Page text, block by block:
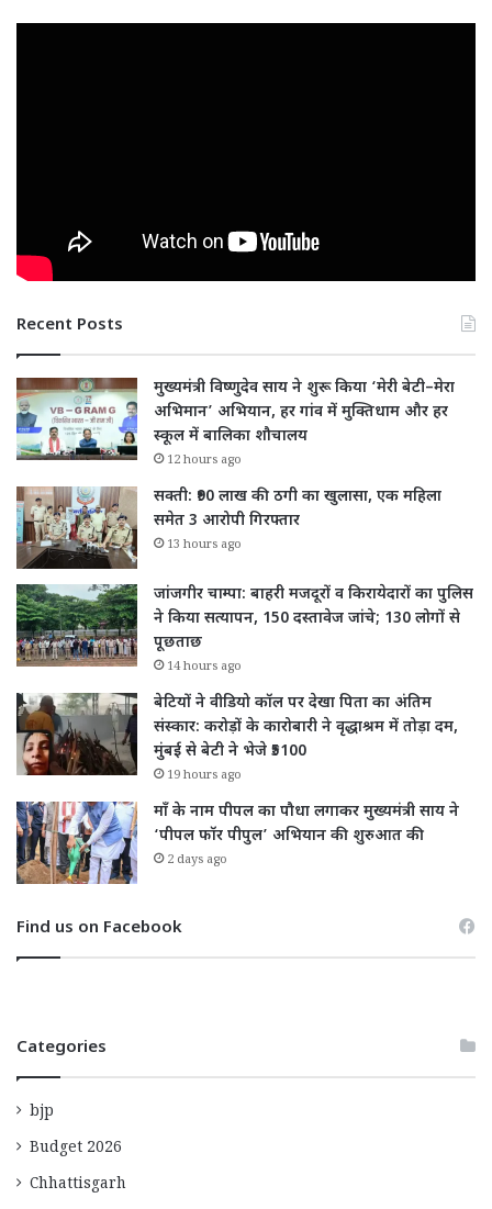
Recent Posts
मुख्यमंत्री विष्णुदेव साय ने शुरू किया ‘मेरी बेटी–मेरा
अभिमान’ अभियान, हर गांव में मुक्तिधाम और हर
स्कूल में बालिका शौचालय
12 hours ago
सक्ती: ₹90 लाख की ठगी का खुलासा, एक महिला
समेत 3 आरोपी गिरफ्तार
13 hours ago
जांजगीर चाम्पा: बाहरी मजदूरों व किरायेदारों का पुलिस
ने किया सत्यापन, 150 दस्तावेज जांचे; 130 लोगों से
पूछताछ
14 hours ago
बेटियों ने वीडियो कॉल पर देखा पिता का अंतिम
संस्कार: करोड़ों के कारोबारी ने वृद्धाश्रम में तोड़ा दम,
मुंबई से बेटी ने भेजे ₹5100
19 hours ago
माँ के नाम पीपल का पौधा लगाकर मुख्यमंत्री साय ने
‘पीपल फॉर पीपुल’ अभियान की शुरुआत की
2 days ago
Find us on Facebook
Categories
bjp
Budget 2026
Chhattisgarh